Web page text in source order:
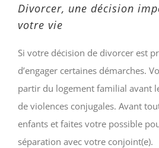
Divorcer, une décision
votre vie
Si votre décision de divorcer est
d’engager certaines démarches.
partir du logement familial avant
de violences conjugales. Avant
enfants et faites votre possible
séparation avec votre conjoint(e).